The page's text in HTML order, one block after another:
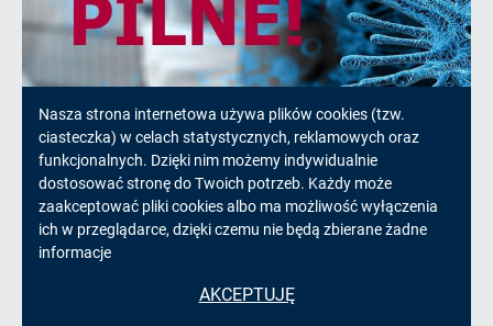
UWAGA! WAŻNA WIADOMOŚĆ
W gminie Pawłowice nie ma
potwierdzonych zakażeń.
Informacja
o
cookies!
Nasza strona internetowa używa plików cookies (tzw.
ciasteczka) w celach statystycznych, reklamowych oraz
funkcjonalnych. Dzięki nim możemy indywidualnie
dostosować stronę do Twoich potrzeb. Każdy może
zaakceptować pliki cookies albo ma możliwość wyłączenia
ich w przeglądarce, dzięki czemu nie będą zbierane żadne
informacje
AKCEPTUJĘ